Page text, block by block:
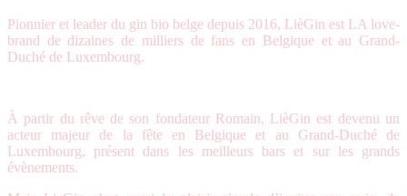
Pionnier et leader du gin bio belge depuis 2016, LièGin est LA love-
brand de dizaines de milliers de fans en Belgique et au Grand-
Duché de Luxembourg.
À partir du rêve de son fondateur Romain, LièGin est devenu un
acteur majeur de la fête en Belgique et au Grand-Duché de
Luxembourg, présent dans les meilleurs bars et sur les grands
évènements.